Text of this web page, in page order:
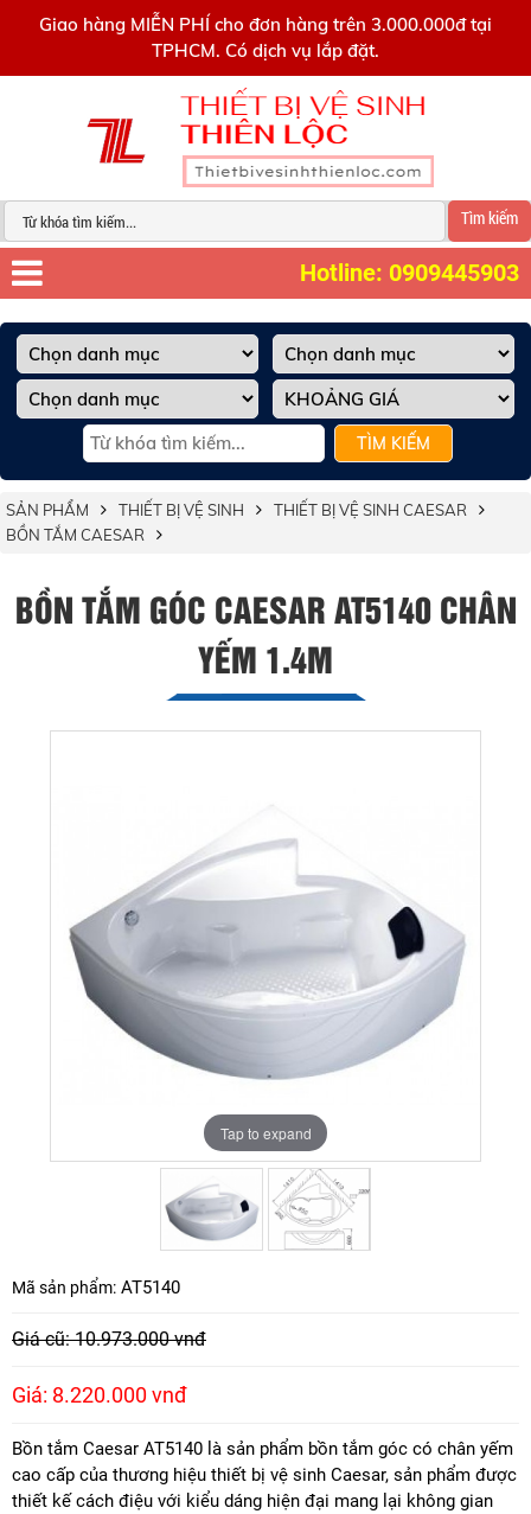
Giao hàng MIỄN PHÍ cho đơn hàng trên 3.000.000đ tại
TPHCM. Có dịch vụ lắp đặt.
Tìm kiếm
Hotline: 0909445903
TÌM KIẾM
SẢN PHẨM THIẾT BỊ VỆ SINH
THIẾT BỊ VỆ SINH CAESAR
BỒN TẮM CAESAR
BỒN TẮM GÓC CAESAR AT5140 CHÂN
YẾM 1.4M
Tap to expand
Mã sản phẩm: AT5140
Giá cũ: 10.973.000 vnđ
Giá: 8.220.000 vnđ
Bồn tắm Caesar AT5140 là sản phẩm bồn tắm góc có chân yếm
cao cấp của thương hiệu thiết bị vệ sinh Caesar, sản phẩm được
thiết kế cách điệu với kiểu dáng hiện đại mang lại không gian
0909445903